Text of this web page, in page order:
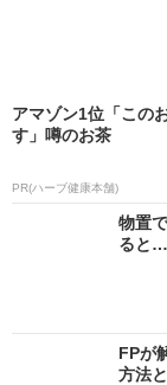
アマゾン1位「この
す」噂のお茶
PR(ハーブ健康本舗)
物置
ると
FPが
方法